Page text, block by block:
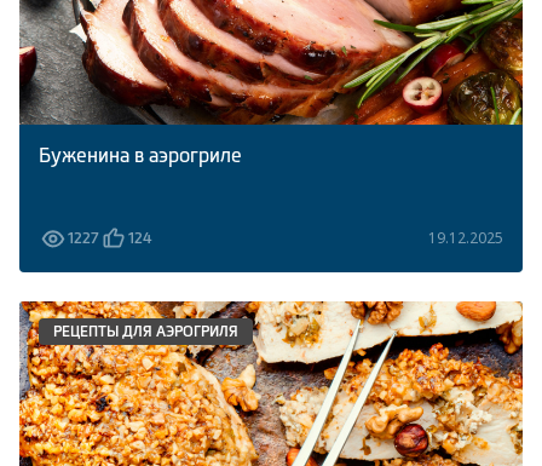
Буженина в аэрогриле
1227 124 19.12.2025
РЕЦЕПТЫ ДЛЯ АЭРОГРИЛЯ